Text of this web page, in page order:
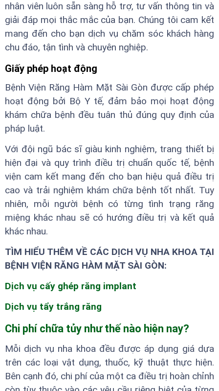
nhân viên luôn sẵn sàng hỗ trợ, tư vấn thông tin và
giải đáp mọi thắc mắc của bạn. Chúng tôi cam kết
mang đến cho bạn dịch vụ chăm sóc khách hàng
chu đáo, tận tình và chuyên nghiệp.
Giấy phép hoạt động
Bệnh Viện Răng Hàm Mặt Sài Gòn được cấp phép
hoạt động bởi Bộ Y tế, đảm bảo mọi hoạt động
khám chữa bệnh đều tuân thủ đúng quy định của
pháp luật.
Với đội ngũ bác sĩ giàu kinh nghiệm, trang thiết bị
hiện đại và quy trình điều trị chuẩn quốc tế, bệnh
viện cam kết mang đến cho bạn hiệu quả điều trị
cao và trải nghiệm khám chữa bệnh tốt nhất. Tuy
nhiên, mỗi người bệnh có từng tình trạng răng
miệng khác nhau sẽ có hướng điều trị và kết quả
khác nhau.
TÌM HIỂU THÊM VỀ CÁC DỊCH VỤ NHA KHOA TẠI
BỆNH VIỆN RĂNG HÀM MẶT SÀI GÒN:
Dịch vụ cấy ghép răng implant
Dịch vụ tẩy trắng răng
Chi phí chữa tủy như thế nào hiện nay?
Mỗi dịch vụ nha khoa đều được áp dụng giá dựa
trên các loại vật dụng, thuốc, kỹ thuật thực hiện.
Bên cạnh đó, chi phí của một ca điều trị hoàn chỉnh